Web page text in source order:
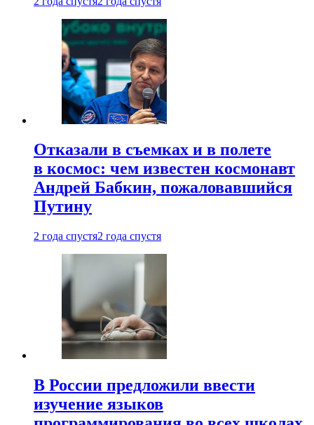
Отказали в съемках и в полете
в космос: чем известен космонавт
Андрей Бабкин, пожаловавшийся
Путину
2 года спустя2 года спустя
В России предложили ввести
изучение языков